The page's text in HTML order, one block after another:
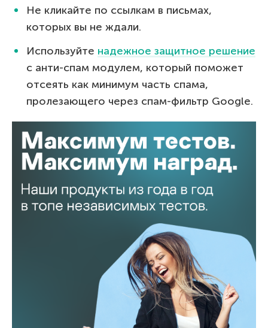
Не кликайте по ссылкам в письмах,
которых вы не ждали.
Используйте надежное защитное решение
с анти-спам модулем, который поможет
отсеять как минимум часть спама,
пролезающего через спам-фильтр Google.